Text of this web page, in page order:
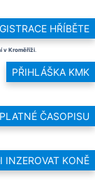
HŘÍBĚTE
PŘIHLÁŠKA KMK
ČASOPISU
INZEROVAT KONĚ
v Kroměříži.